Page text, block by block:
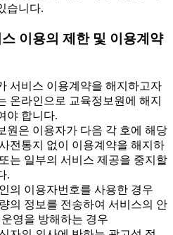
습니다.
이용의 제한 및 이용계약
서비스 이용계약을 해지하고자
온라인으로 교육정보원에 해지
야 합니다.
원은 이용자가 다음 각 호에 해당
전통지 없이 이용계약을 해지하
는 일부의 서비스 제공을 중지할
.
의 이용자번호를 사용한 경우
의 정보를 전송하여 서비스의 안
영을 방해하는 경우